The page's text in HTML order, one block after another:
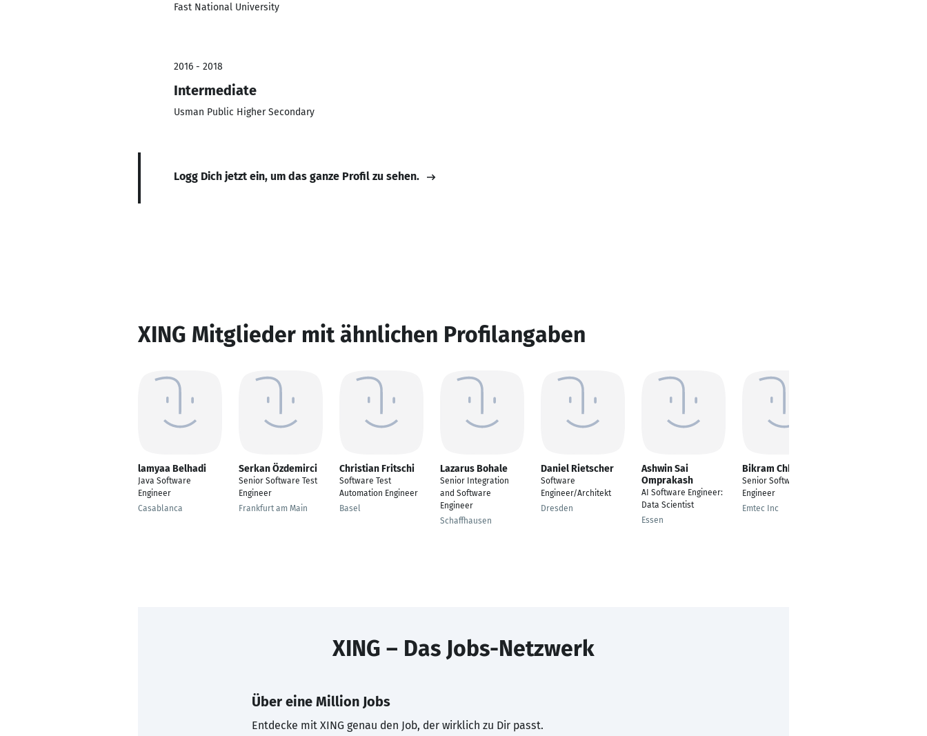
Fast National University
2016 - 2018
Intermediate
Usman Public Higher Secondary
Logg Dich jetzt ein, um das ganze Profil zu sehen.
XING Mitglieder mit ähnlichen Profilangaben
lamyaa Belhadi
Java Software
Engineer
Casablanca
Serkan Özdemirci
Senior Software Test
Engineer
Frankfurt am Main
Christian Fritschi
Software Test
Automation Engineer
Basel
Lazarus Bohale
Senior Integration
and Software
Engineer
Schaffhausen
Daniel Rietscher
Software
Engineer/Architekt
Dresden
Ashwin Sai
Omprakash
AI Software Engineer:
Data Scientist
Essen
Bikram Chhetri
Senior Software
Engineer
Emtec Inc
XING – Das Jobs-Netzwerk
Über eine Million Jobs
Entdecke mit XING genau den Job, der wirklich zu Dir passt.